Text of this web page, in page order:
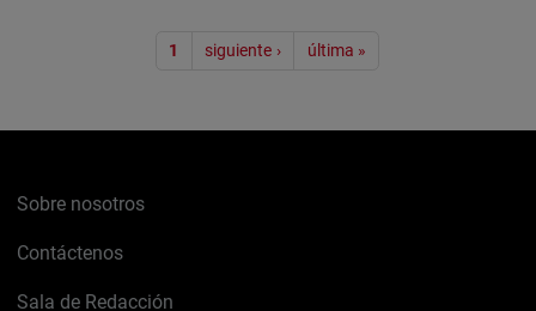
1 siguiente › última »
Sobre nosotros
Contáctenos
Sala de Redacción